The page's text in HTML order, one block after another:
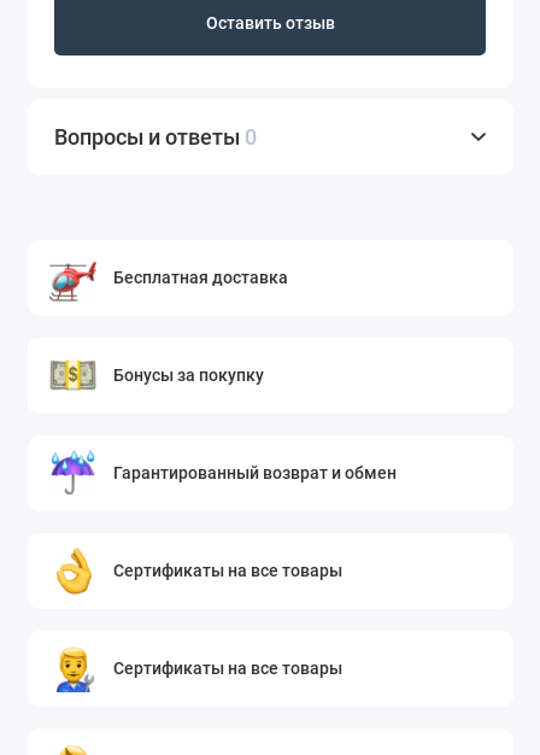
Оставить отзыв
Вопросы и ответы 0
Бесплатная доставка
Бонусы за покупку
Гарантированный возврат и обмен
Сертификаты на все товары
Сертификаты на все товары